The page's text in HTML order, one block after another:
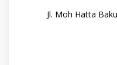
Jl. Moh Hatta